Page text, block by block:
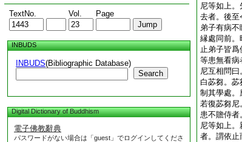
TextNo. Vol. Page
INBUDS
INBUDS(Bibliographic Database)
Search
Digital Dictionary of Buddhism
電子佛教辭典
パスワードがない場合は「guest」でログインしてくださ
尼等如上
去者。後至
弟子有病
縁處同前。
止弟子皆爲
等患無看病
尼互相問
白苾芻。
制其學處。
若復苾芻尼
患不贍侍者
尼等如上
者。謂依止